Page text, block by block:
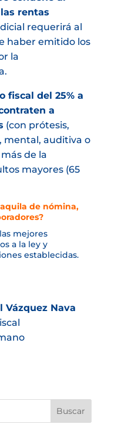
rentas
requerirá al
haber emitido los
la
fiscal del 25% a
a
(con prótesis,
mental, auditiva o
de la
mayores (65
de nómina,
mejores
a la ley y
establecidas.
Vázquez Nava